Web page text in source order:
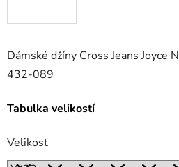
Dámské džíny Cross Jeans Joyce N
432-089
Tabulka velikostí
Velikost